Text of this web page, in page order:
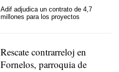
Adif adjudica un contrato de 4,7
millones para los proyectos
Rescate contrarreloj en
Fornelos, parroquia de